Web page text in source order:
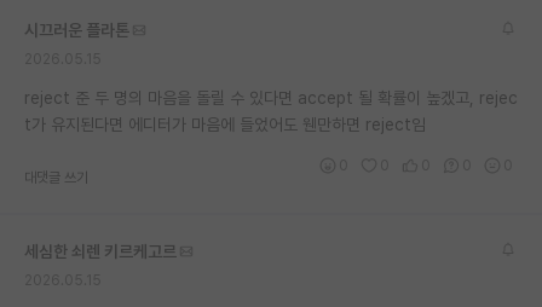
유학교육
이벤트
반도체 아카데미
재팬라운지 🌸
시끄러운 플라톤
reject 준 두 명의 마음을 돌릴 수 있다면 accept 될 확률이 높겠고, rejec
t가 유지된다면 에디터가 마음에 들었어도 웬만하면 reject임
대댓글 쓰기
세심한 쇠렌 키르케고르